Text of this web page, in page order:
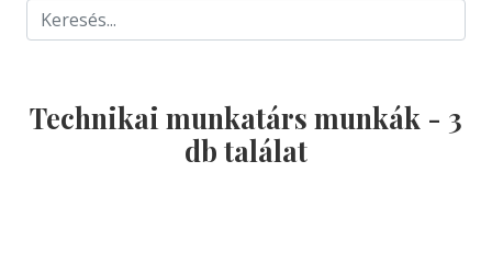
Technikai munkatárs munkák - 3
db találat